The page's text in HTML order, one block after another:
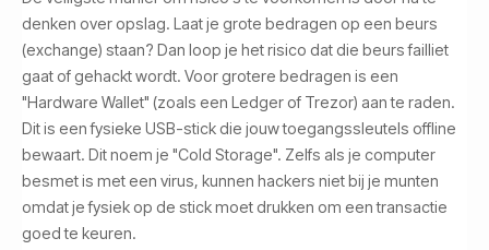
denken over opslag. Laat je grote bedragen op een beurs
(exchange) staan? Dan loop je het risico dat die beurs failliet
gaat of gehackt wordt. Voor grotere bedragen is een
"Hardware Wallet" (zoals een Ledger of Trezor) aan te raden.
Dit is een fysieke USB-stick die jouw toegangssleutels offline
bewaart. Dit noem je "Cold Storage". Zelfs als je computer
besmet is met een virus, kunnen hackers niet bij je munten
omdat je fysiek op de stick moet drukken om een transactie
goed te keuren.